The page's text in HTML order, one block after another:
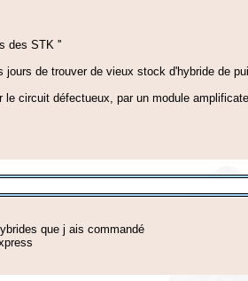
des STK ''
de trouver de vieux stock d'hybride de
circuit défectueux, par un module
que j ais commandé